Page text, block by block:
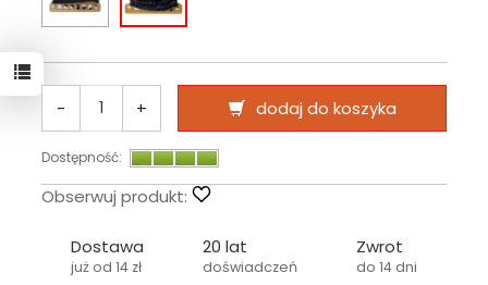
- + dodaj do koszyka
Dostępność:
Obserwuj produkt:
Dostawa
już od 14 zł
20 lat
doświadczeń
Zwrot
do 14 dni